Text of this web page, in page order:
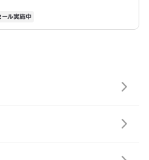
ル実施中